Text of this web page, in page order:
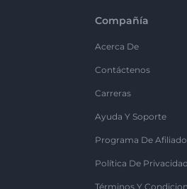
Compañía
Acerca De
Contáctenos
Carreras
Ayuda Y Soporte
Programa De Afiliado
Política De Privacidad
Términos Y